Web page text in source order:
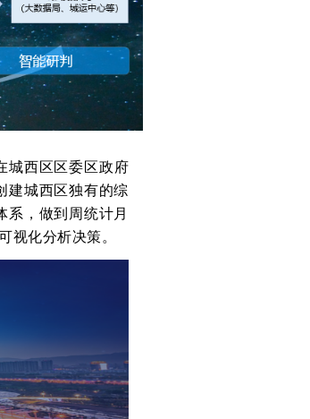
城西区区委区政府
建城西区独有的综
，做到周统计月
视化分析决策。